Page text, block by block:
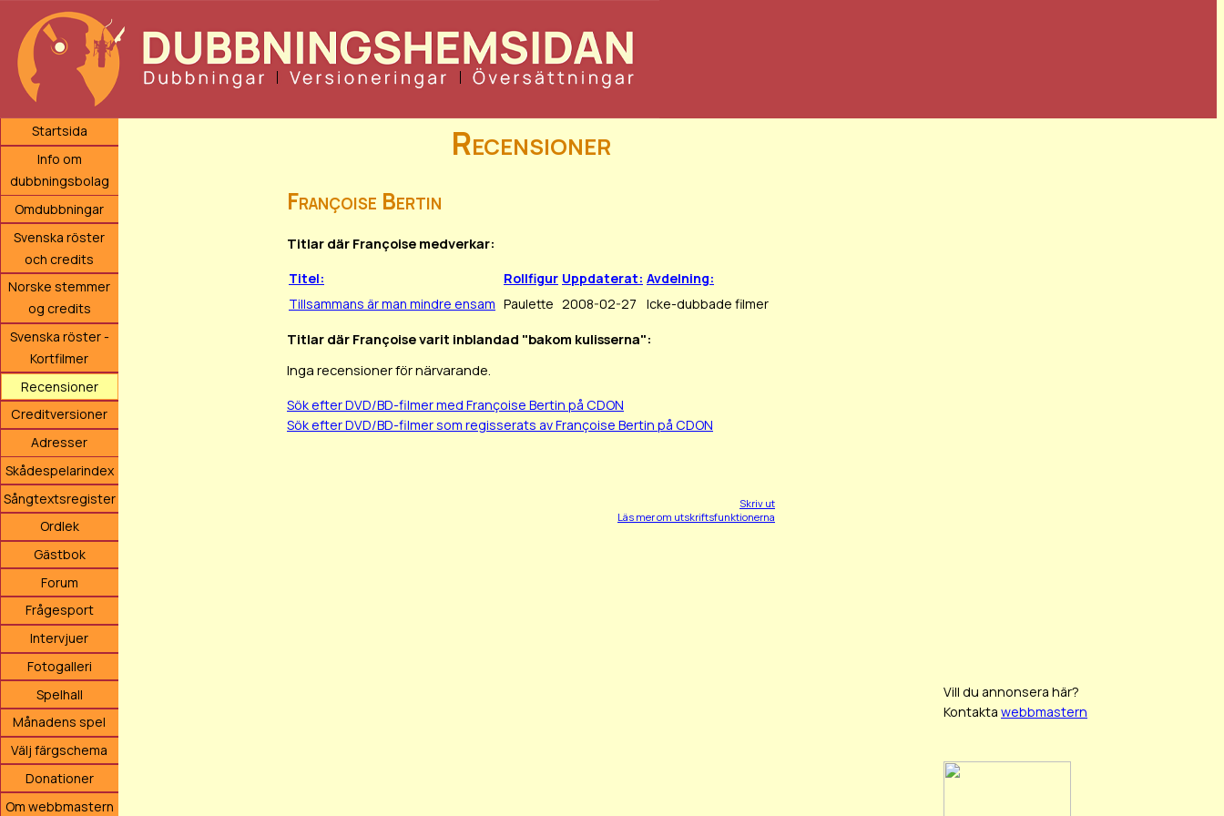
Startsida
Info om
dubbningsbolag
Omdubbningar
Svenska röster
och credits
Norske stemmer
og credits
Svenska röster -
Kortfilmer
Recensioner
Creditversioner
Adresser
Skådespelarindex
Sångtextsregister
Ordlek
Gästbok
Forum
Frågesport
Intervjuer
Fotogalleri
Spelhall
Månadens spel
Välj färgschema
Donationer
Om webbmastern
Recensioner
Françoise Bertin
Titlar där Françoise medverkar:
Titel: Rollfigur Uppdaterat: Avdelning:
Tillsammans är man mindre ensam Paulette 2008-02-27 Icke-dubbade filmer
Titlar där Françoise varit inblandad "bakom kulisserna":
Inga recensioner för närvarande.
Sök efter DVD/BD-filmer med Françoise Bertin på CDON
Sök efter DVD/BD-filmer som regisserats av Françoise Bertin på CDON
Skriv ut
Läs mer om utskriftsfunktionerna
Vill du annonsera här?
Kontakta webbmastern